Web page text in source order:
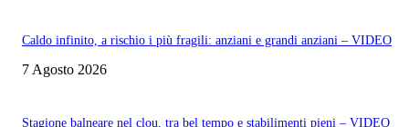
Caldo infinito, a rischio i più fragili: anziani e grandi anziani – VIDEO
7 Agosto 2026
Stagione balneare nel clou, tra bel tempo e stabilimenti pieni – VIDEO